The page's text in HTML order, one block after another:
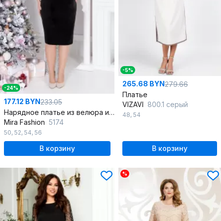
-24%
177.12 BYN233.05
Нарядное платье из велюра и кружева с шнуром и аппликацией
Mira Fashion 5174
50, 52, 54, 56
В корзину
-5%
265.68 BYN279.66
Платье
VIZAVI 800.1 серый
48, 54
В корзину
%